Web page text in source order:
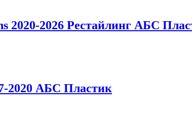
2020-2026 Рестайлинг АБС
2020 АБС Пластик